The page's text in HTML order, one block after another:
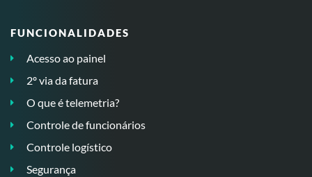
FUNCIONALIDADES
Acesso ao painel
2º via da fatura
O que é telemetria?
Controle de funcionários
Controle logístico
Segurança